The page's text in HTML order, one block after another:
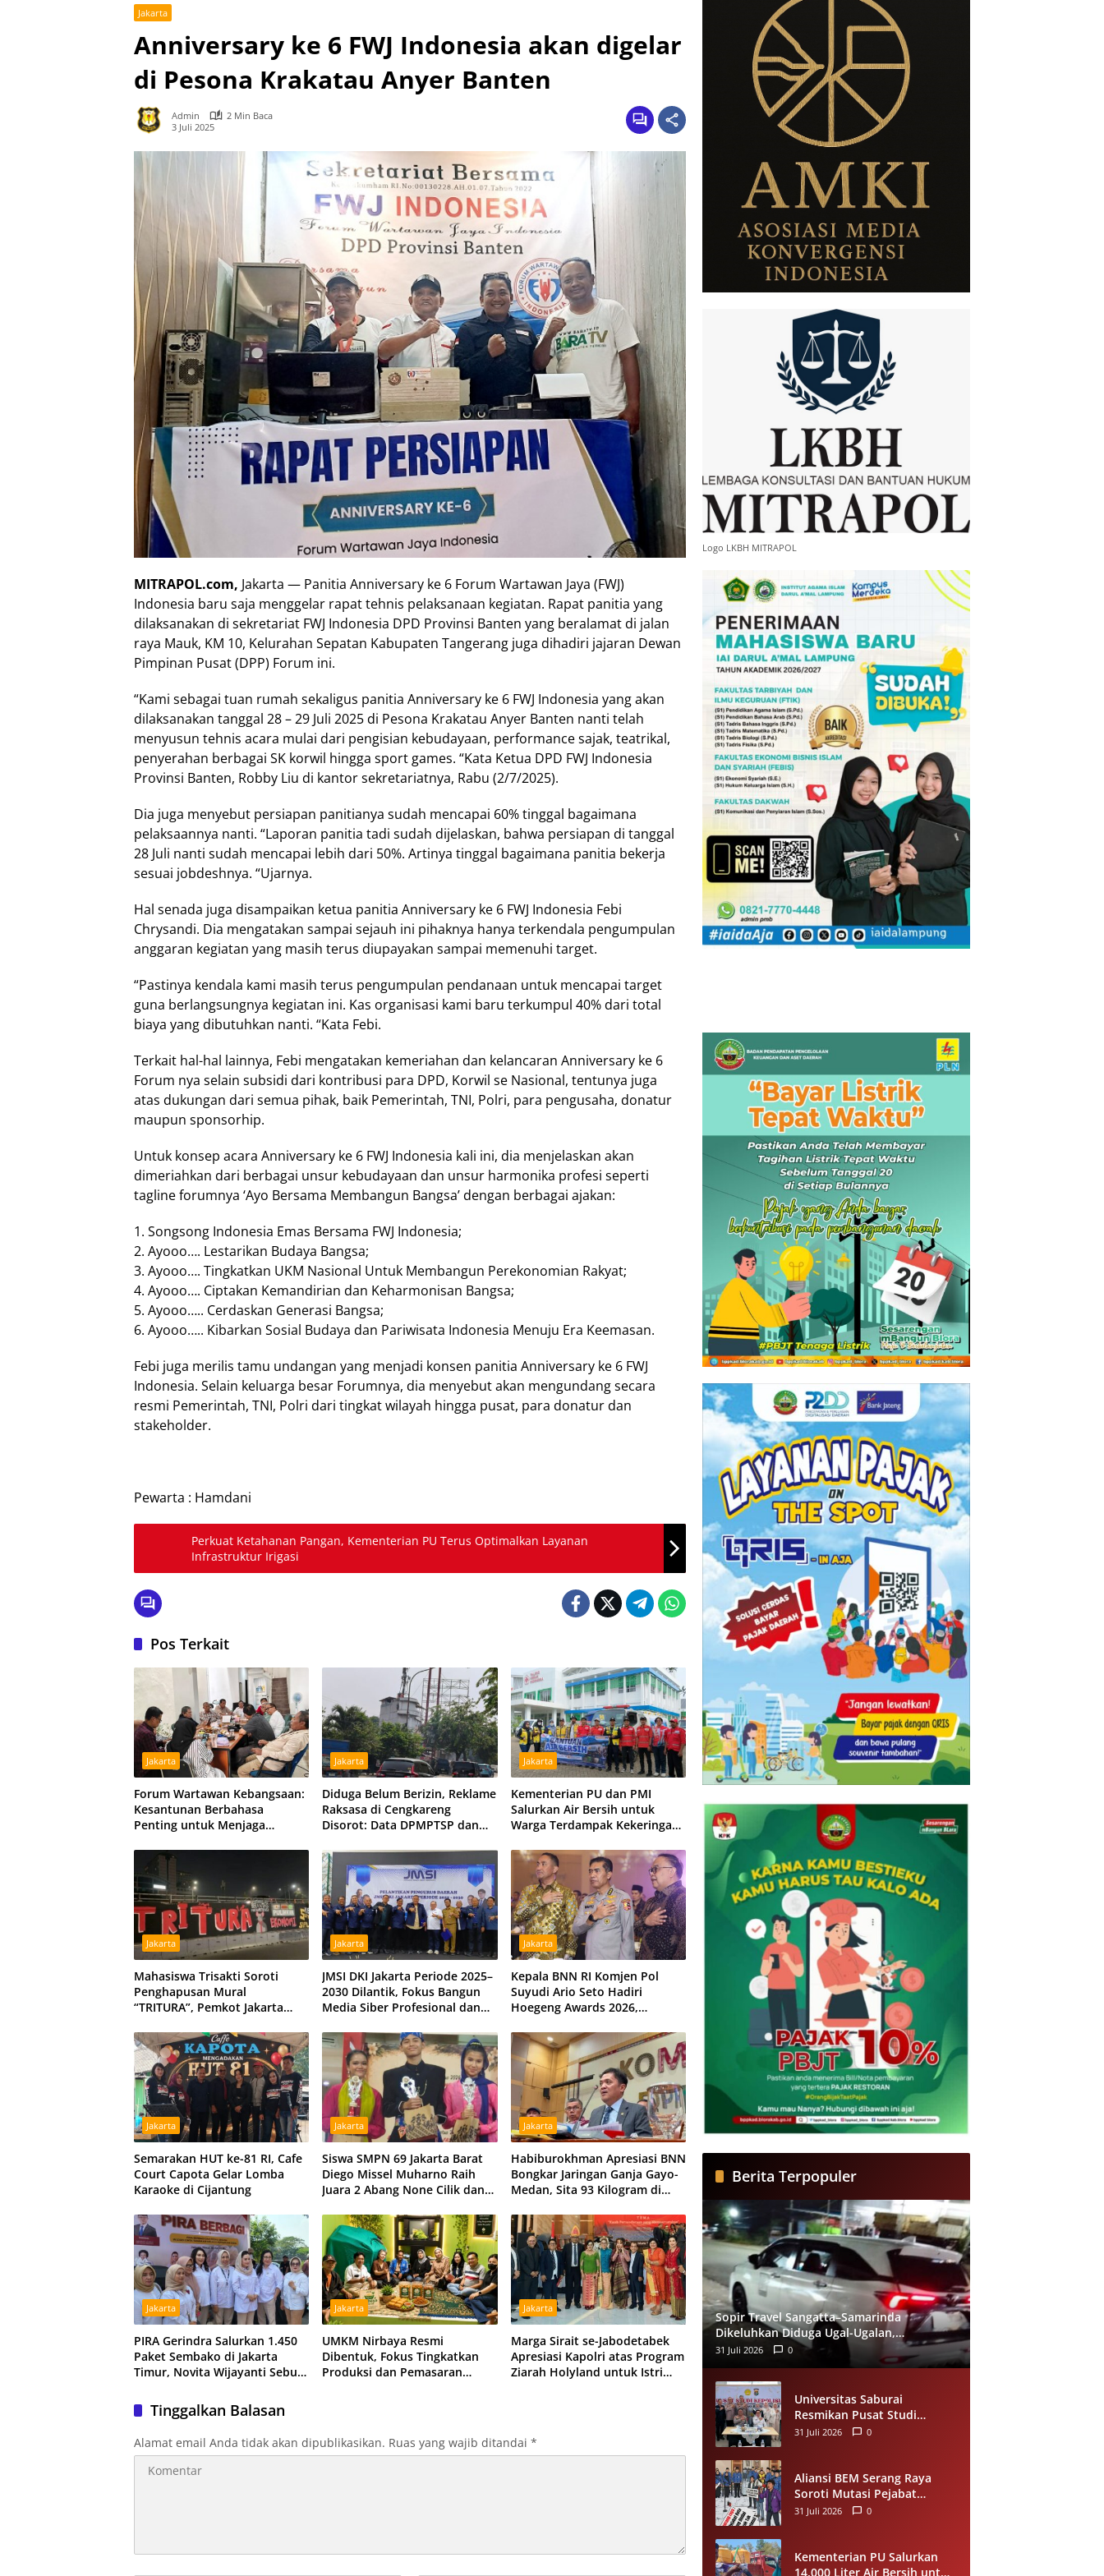
Jakarta
Anniversary ke 6 FWJ Indonesia akan digelar
di Pesona Krakatau Anyer Banten
Admin
2 Min Baca
3 Juli 2025
MITRAPOL.com, Jakarta — Panitia Anniversary ke 6 Forum Wartawan Jaya (FWJ)
Indonesia baru saja menggelar rapat tehnis pelaksanaan kegiatan. Rapat panitia yang
dilaksanakan di sekretariat FWJ Indonesia DPD Provinsi Banten yang beralamat di jalan
raya Mauk, KM 10, Kelurahan Sepatan Kabupaten Tangerang juga dihadiri jajaran Dewan
Pimpinan Pusat (DPP) Forum ini.
“Kami sebagai tuan rumah sekaligus panitia Anniversary ke 6 FWJ Indonesia yang akan
dilaksanakan tanggal 28 – 29 Juli 2025 di Pesona Krakatau Anyer Banten nanti telah
menyusun tehnis acara mulai dari pengisian kebudayaan, performance sajak, teatrikal,
penyerahan berbagai SK korwil hingga sport games. “Kata Ketua DPD FWJ Indonesia
Provinsi Banten, Robby Liu di kantor sekretariatnya, Rabu (2/7/2025).
Dia juga menyebut persiapan panitianya sudah mencapai 60% tinggal bagaimana
pelaksaannya nanti. “Laporan panitia tadi sudah dijelaskan, bahwa persiapan di tanggal
28 Juli nanti sudah mencapai lebih dari 50%. Artinya tinggal bagaimana panitia bekerja
sesuai jobdeshnya. “Ujarnya.
Hal senada juga disampaikan ketua panitia Anniversary ke 6 FWJ Indonesia Febi
Chrysandi. Dia mengatakan sampai sejauh ini pihaknya hanya terkendala pengumpulan
anggaran kegiatan yang masih terus diupayakan sampai memenuhi target.
“Pastinya kendala kami masih terus pengumpulan pendanaan untuk mencapai target
guna berlangsungnya kegiatan ini. Kas organisasi kami baru terkumpul 40% dari total
biaya yang dibutuhkan nanti. “Kata Febi.
Terkait hal-hal lainnya, Febi mengatakan kemeriahan dan kelancaran Anniversary ke 6
Forum nya selain subsidi dari kontribusi para DPD, Korwil se Nasional, tentunya juga
atas dukungan dari semua pihak, baik Pemerintah, TNI, Polri, para pengusaha, donatur
maupun sponsorhip.
Untuk konsep acara Anniversary ke 6 FWJ Indonesia kali ini, dia menjelaskan akan
dimeriahkan dari berbagai unsur kebudayaan dan unsur harmonika profesi seperti
tagline forumnya ‘Ayo Bersama Membangun Bangsa’ dengan berbagai ajakan:
1. Songsong Indonesia Emas Bersama FWJ Indonesia;
2. Ayooo…. Lestarikan Budaya Bangsa;
3. Ayooo…. Tingkatkan UKM Nasional Untuk Membangun Perekonomian Rakyat;
4. Ayooo…. Ciptakan Kemandirian dan Keharmonisan Bangsa;
5. Ayooo….. Cerdaskan Generasi Bangsa;
6. Ayooo….. Kibarkan Sosial Budaya dan Pariwisata Indonesia Menuju Era Keemasan.
Febi juga merilis tamu undangan yang menjadi konsen panitia Anniversary ke 6 FWJ
Indonesia. Selain keluarga besar Forumnya, dia menyebut akan mengundang secara
resmi Pemerintah, TNI, Polri dari tingkat wilayah hingga pusat, para donatur dan
stakeholder.
Pewarta : Hamdani
Perkuat Ketahanan Pangan, Kementerian PU Terus Optimalkan Layanan
Infrastruktur Irigasi
Pos Terkait
Jakarta
Forum Wartawan Kebangsaan:
Kesantunan Berbahasa
Penting untuk Menjaga
Jakarta
Diduga Belum Berizin, Reklame
Raksasa di Cengkareng
Disorot: Data DPMPTSP dan
Jakarta
Kementerian PU dan PMI
Salurkan Air Bersih untuk
Warga Terdampak Kekeringan
Umum Disiagakan
Jakarta
Mahasiswa Trisakti Soroti
Penghapusan Mural
“TRITURA”, Pemkot Jakarta
Jakarta
JMSI DKI Jakarta Periode 2025–
2030 Dilantik, Fokus Bangun
Media Siber Profesional dan
Jakarta
Kepala BNN RI Komjen Pol
Suyudi Ario Seto Hadiri
Hoegeng Awards 2026,
Sinergi dengan Polri
Jakarta
Semarakan HUT ke-81 RI, Cafe
Court Capota Gelar Lomba
Karaoke di Cijantung
Jakarta
Siswa SMPN 69 Jakarta Barat
Diego Missel Muharno Raih
Juara 2 Abang None Cilik dan
Jakarta
Habiburokhman Apresiasi BNN
Bongkar Jaringan Ganja Gayo-
Medan, Sita 93 Kilogram di
Jakarta
PIRA Gerindra Salurkan 1.450
Paket Sembako di Jakarta
Timur, Novita Wijayanti Sebut
Jakarta
UMKM Nirbaya Resmi
Dibentuk, Fokus Tingkatkan
Produksi dan Pemasaran
Jakarta
Marga Sirait se-Jabodetabek
Apresiasi Kapolri atas Program
Ziarah Holyland untuk Istri
Tinggalkan Balasan
Alamat email Anda tidak akan dipublikasikan. Ruas yang wajib ditandai *
Logo LKBH MITRAPOL
Berita Terpopuler
Sopir Travel Sangatta–Samarinda
Dikeluhkan Diduga Ugal-Ugalan,
Penumpang Minta Evaluasi Layanan
31 Juli 2026 0
Universitas Saburai
Resmikan Pusat Studi
Kepolisian, Gandeng Polda
31 Juli 2026 0
Aliansi BEM Serang Raya
Soroti Mutasi Pejabat
Pemkot Serang, Minta
31 Juli 2026 0
Kementerian PU Salurkan
14.000 Liter Air Bersih untuk